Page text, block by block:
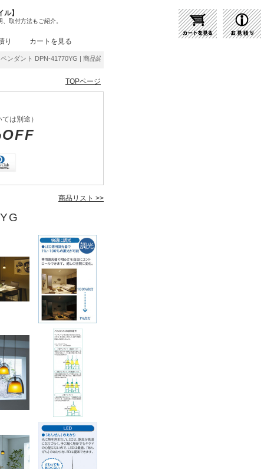
】
取付方法もご紹介。
り カートを見る
ント DPN-41770YG | 商品紹介 | 照明器具の通販・インテリア照明の通信販売【ライトス
TOPページ
は別途）
商品リスト >>